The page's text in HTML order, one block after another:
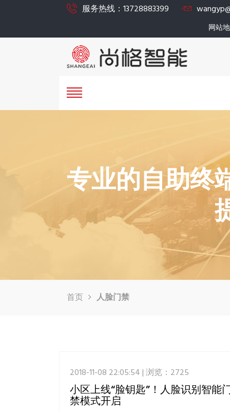
服务热线：13728883399
网站
专业的自助终
首页 人脸门禁
2018-11-08 22:05:54 | 浏览：2725
小区上线“脸钥匙”！人脸识别智能
禁模式开启